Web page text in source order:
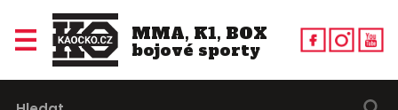
MMA, K1, BOX
bojové sporty